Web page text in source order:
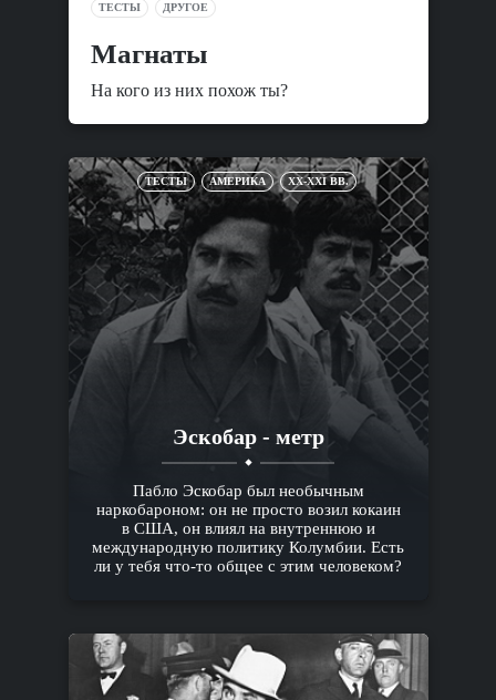
ТЕСТЫ ДРУГОЕ
Магнаты
На кого из них похож ты?
ТЕСТЫ АМЕРИКА XX-XXI ВВ.
Эскобар - метр
Пабло Эскобар был необычным
наркобароном: он не просто возил кокаин
в США, он влиял на внутреннюю и
международную политику Колумбии. Есть
ли у тебя что-то общее с этим человеком?